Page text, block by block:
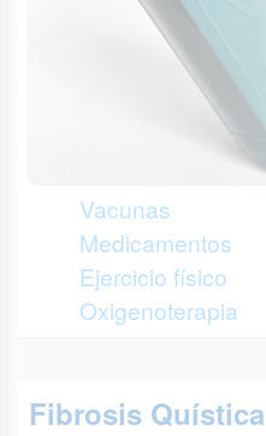
Vacunas
Medicamentos
Ejercicio físico
Oxigenoterapia
Fibrosis Quística